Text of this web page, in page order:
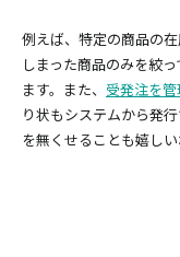
例えば、特定の商品の
しまった商品のみを絞
ます。また、 受発注を
り状もシステムから発
を無くせることも嬉しい